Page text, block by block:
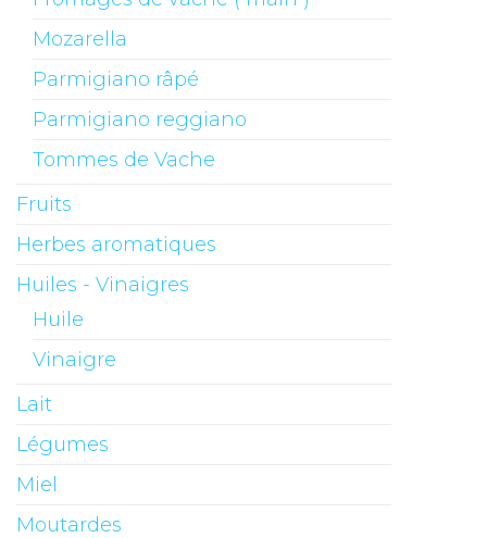
Mozarella
Parmigiano râpé
Parmigiano reggiano
Tommes de Vache
Fruits
Herbes aromatiques
Huiles - Vinaigres
Huile
Vinaigre
Lait
Légumes
Miel
Moutardes